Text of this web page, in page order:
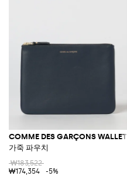
COMME DES GARÇONS WALLET
가죽 파우치
₩183,522
₩174,354
-5%